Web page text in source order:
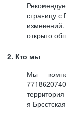
страницу с
открыто
2. Кто мы
Мы —
я